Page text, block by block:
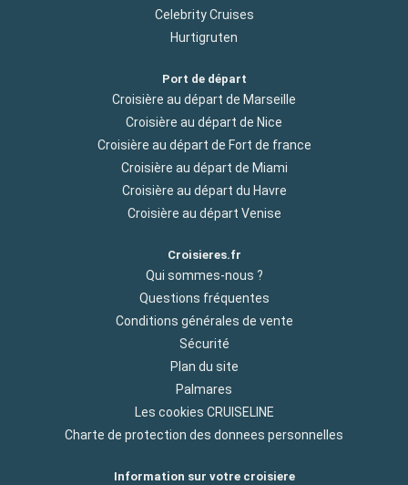
Celebrity Cruises
Hurtigruten
Port de départ
Croisière au départ de Marseille
Croisière au départ de Nice
Croisière au départ de Fort de france
Croisière au départ de Miami
Croisière au départ du Havre
Croisière au départ Venise
Croisieres.fr
Qui sommes-nous ?
Questions fréquentes
Conditions générales de vente
Sécurité
Plan du site
Palmares
Les cookies CRUISELINE
Charte de protection des donnees personnelles
Information sur votre croisiere